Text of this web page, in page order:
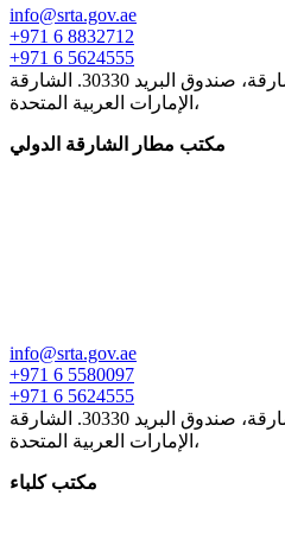
info@srta.gov.ae
+971 6 8832712
+971 6 5624555
هيئة الطرق والمواصلات بالشارقة، صندوق البريد 30330. الشارقة
،الإمارات العربية المتحدة
مكتب مطار الشارقة الدولي
info@srta.gov.ae
+971 6 5580097
+971 6 5624555
هيئة الطرق والمواصلات بالشارقة، صندوق البريد 30330. الشارقة
،الإمارات العربية المتحدة
مكتب كلباء